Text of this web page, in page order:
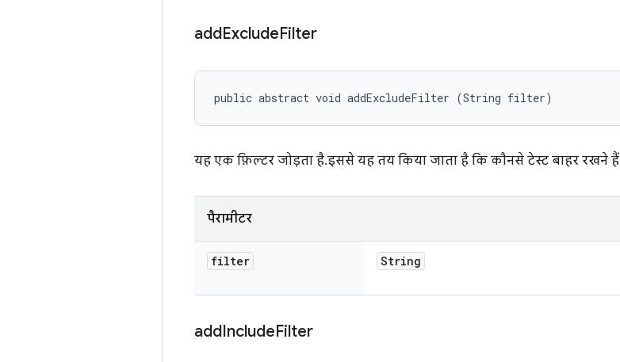
addExcludeFilter
public abstract void addExcludeFilter (String filter)
यह एक फ़िल्टर जोड़ता है. इससे यह तय किया जाता है कि कौनसे टेस्ट बाहर रखने हैं.
पैरामीटर
filter String
addIncludeFilter